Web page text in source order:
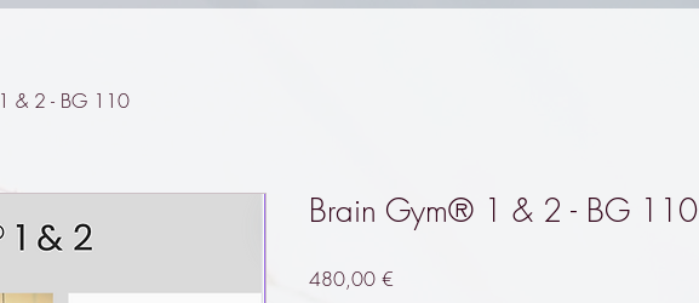
& 2 - BG 110
Brain Gym® 1 & 2 - BG 110
480,00 €